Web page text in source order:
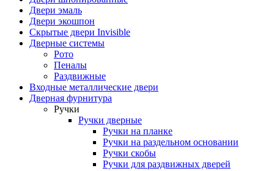
Двери эмаль
Двери экошпон
Скрытые двери Invisible
Дверные системы
Рото
Пеналы
Раздвижные
Входные металлические двери
Дверная фурнитура
Ручки
Ручки дверные
Ручки на планке
Ручки на раздельном основании
Ручки скобы
Ручки для раздвижных дверей